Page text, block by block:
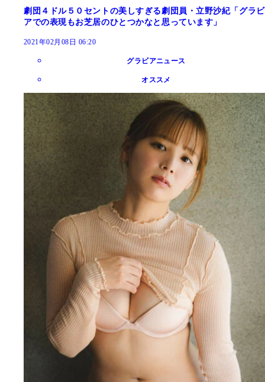
劇団４ドル５０セントの美しすぎる劇団員・立野沙紀「グラビ
アでの表現もお芝居のひとつかなと思っています」
2021年02月08日 06:20
グラビアニュース
オススメ